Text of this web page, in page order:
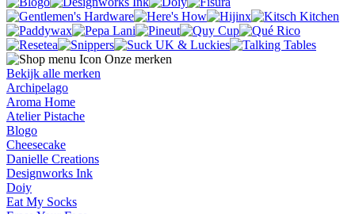
Onze merken
Bekijk alle merken
Archipelago
Aroma Home
Atelier Pistache
Blogo
Cheesecake
Danielle Creations
Designworks Ink
Doiy
Eat My Socks